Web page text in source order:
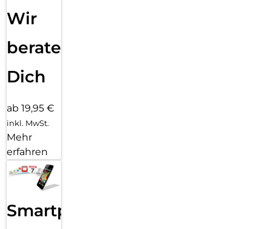
Wir
beraten
Dich
ab 19,95 €
inkl. MwSt.
Mehr
erfahren
Smartphone